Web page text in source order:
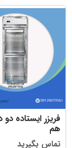
فریزر ایستاده
هم
تماس بگیرید